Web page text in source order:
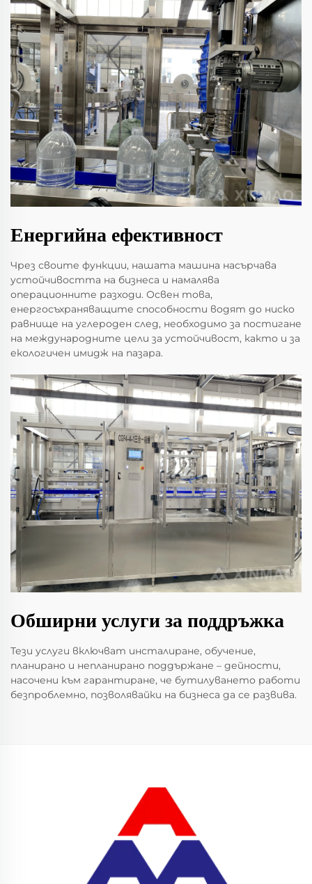
Енергийна ефективност
Чрез своите функции, нашата машина насърчава
устойчивостта на бизнеса и намалява
операционните разходи. Освен това,
енергосъхраняващите способности водят до ниско
равнище на углероден след, необходимо за постигане
на международните цели за устойчивост, както и за
екологичен имидж на пазара.
Обширни услуги за поддръжка
Тези услуги включват инсталиране, обучение,
планирано и непланирано поддържане – дейности,
насочени към гарантиране, че бутилуването работи
безпроблемно, позволявайки на бизнеса да се развива.